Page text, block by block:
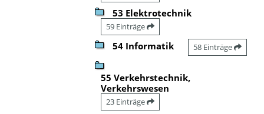
53 Elektrotechnik
59 Einträge
54 Informatik 58 Einträge
55 Verkehrstechnik,
Verkehrswesen
23 Einträge